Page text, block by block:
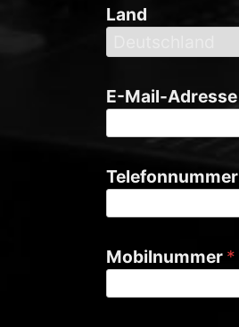
Land
E-Mail-Adresse
Telefonnummer
Mobilnummer *